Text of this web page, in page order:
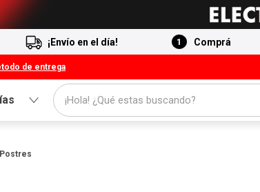
¡Envío en el día! Comprá
de entrega
¡Hola! ¿Qué estas buscando?
Postres
1